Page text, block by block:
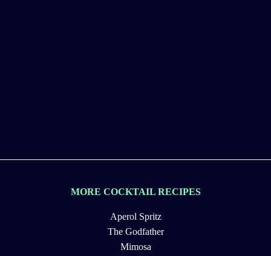
MORE COCKTAIL RECIPES
Aperol Spritz
The Godfather
Mimosa